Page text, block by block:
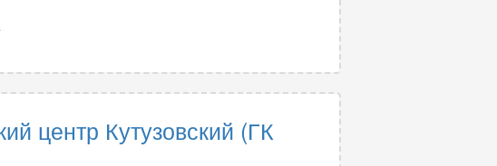
центр Кутузовский (ГК